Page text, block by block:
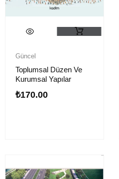
Güncel
Toplumsal Düzen Ve
Kurumsal Yapılar
₺170.00